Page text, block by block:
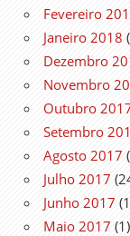
Fevereiro
Janeiro 2018
Dezembro
Novembro
Outubro
Setembro
Agosto 2017
Julho 2017
Junho 2017
Maio 2017 (1)